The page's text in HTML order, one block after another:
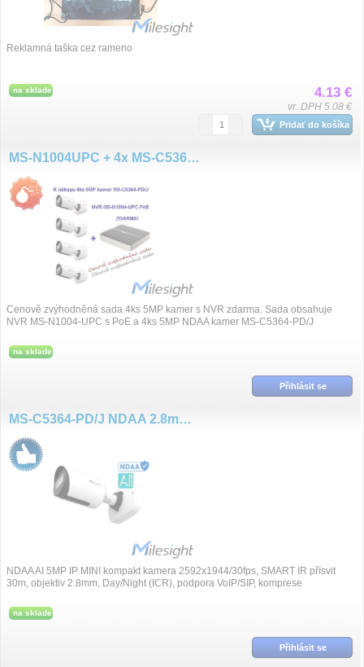
Reklamná taška cez rameno
na sklade 4.13 €
vr. DPH 5.08 €
Pridať do košíka
MS-N1004UPC + 4x MS-C5364-PD/J
Cenově zvýhodněná sada 4ks 5MP kamer s NVR zdarma. Sada obsahuje
NVR MS-N1004-UPC s PoE a 4ks 5MP NDAA kamer MS-C5364-PD/J
na sklade
Přihlásit se
MS-C5364-PD/J NDAA 2.8mm 5MP/30fps AI IP
NDAA AI 5MP IP MINI kompakt kamera 2592x1944/30fps, SMART IR přísvit
30m, objektiv 2.8mm, Day/Night (ICR), podpora VoIP/SIP, komprese
na sklade
Přihlásit se